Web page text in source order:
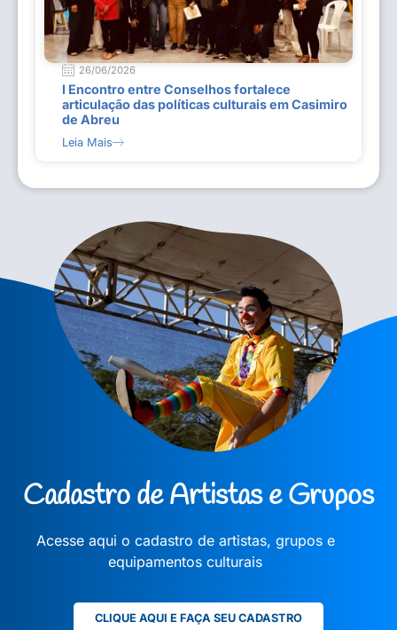
26/06/2026
I Encontro entre Conselhos fortalece
articulação das políticas culturais em Casimiro
de Abreu
Leia Mais
Cadastro de Artistas e Grupos
Acesse aqui o cadastro de artistas, grupos e
equipamentos culturais
CLIQUE AQUI E FAÇA SEU CADASTRO